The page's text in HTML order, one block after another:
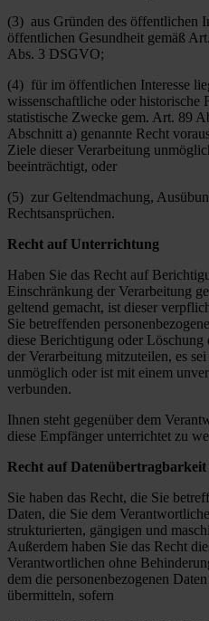
(3) aus Gründen des öffentlichen
öffentlichen Gesundheit gemäß
Abs. 3 DSGVO;
(4) für im öffentlichen Interesse
wissenschaftliche oder historische
statistische Zwecke gem. Art. 89
Abschnitt a) genannte Recht
Ziele dieser Verarbeitung
beeinträchtigt, oder
(5) zur Geltendmachung,
Rechtsansprüchen.
Recht auf Unterrichtung
Haben Sie das Recht auf
Einschränkung der Verarbeitung
geltend gemacht, ist dieser
Sie betreffenden
diese Berichtigung oder Löschung
der Verarbeitung mitzuteilen, es
unmöglich oder ist mit einem
verbunden.
Ihnen steht gegenüber dem
diese Empfänger unterrichtet zu
Recht auf Datenübertragbarkeit
Sie haben das Recht, die Sie
Daten, die Sie dem
strukturierten, gängigen und
Außerdem haben Sie das Recht
Verantwortlichen ohne
dem die personenbezogenen
übermitteln, sofern